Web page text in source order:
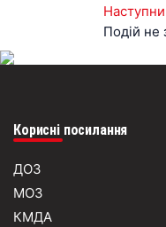
Подій не
Корисні посилання
ДОЗ
МОЗ
КМДА